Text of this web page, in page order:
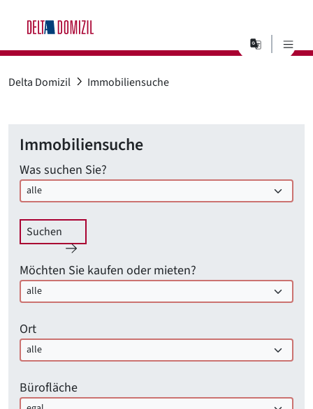
Delta Domizil Immobiliensuche
Immobiliensuche
Was suchen Sie?
Suchen
Möchten Sie kaufen oder mieten?
Ort
Bürofläche